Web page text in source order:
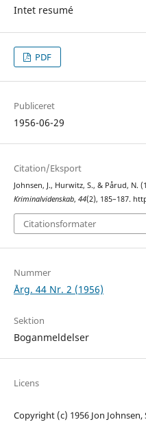
Intet resumé
PDF
Publiceret
1956-06-29
Citation/Eksport
Johnsen, J., Hurwitz, S., & Pårud, N.
Kriminalvidenskab, 44(2), 185–187.
Citationsformater
Nummer
Årg. 44 Nr. 2 (1956)
Sektion
Boganmeldelser
Licens
Copyright (c) 1956 Jon